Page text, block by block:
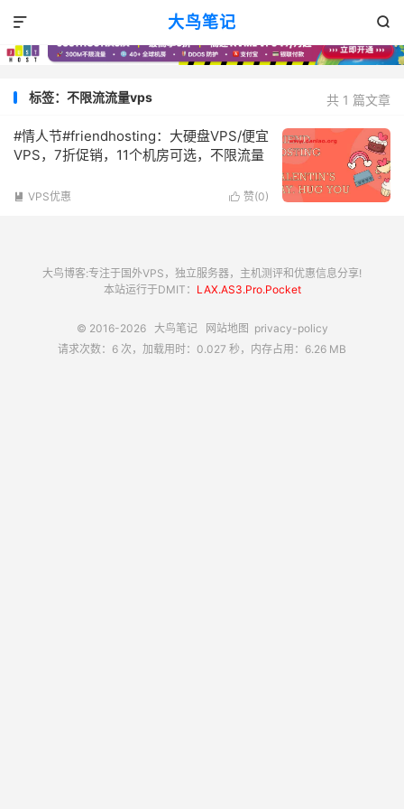
大鸟笔记 

共 1 篇文章
标签：不限流流量vps
#情人节#friendhosting：大硬盘VPS/便宜
VPS，7折促销，11个机房可选，不限流量
 赞(0)
 VPS优惠
大鸟博客:专注于国外VPS，独立服务器，主机测评和优惠信息分享!
本站运行于DMIT： LAX.AS3.Pro.Pocket
© 2016-2026 大鸟笔记 网站地图 privacy-policy
请求次数：6 次，加载用时：0.027 秒，内存占用：6.26 MB